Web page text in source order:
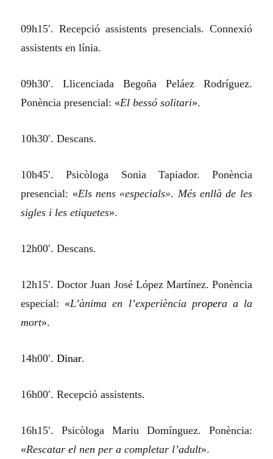
09h15′. Recepció assistents presencials. Connexió
assistents en línia.
09h30′. Llicenciada Begoña Peláez Rodríguez.
Ponència presencial: «El bessó solitari».
10h30′. Descans.
10h45′. Psicòloga Sonia Tapiador. Ponència
presencial: «Els nens «especials». Més enllà de les
sigles i les etiquetes».
12h00′. Descans.
12h15′. Doctor Juan José López Martínez. Ponència
especial: «L’ànima en l’experiència propera a la
mort».
14h00′.Dinar.
16h00′. Recepció assistents.
16h15′. Psicòloga Mariu Domínguez. Ponència:
«Rescatarel nen per a completar l’adult».